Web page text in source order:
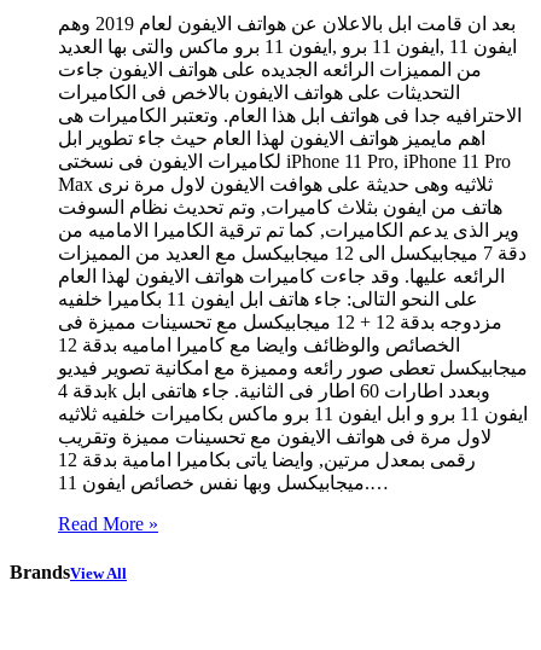
بعد ان قامت ابل بالاعلان عن هواتف الايفون لعام 2019 وهم
ايفون 11 ,ايفون 11 برو ,ايفون 11 برو ماكس والتى بها العديد
من المميزات الرائعه الجديده على هواتف الايفون جاءت
التحديثات على هواتف الايفون بالاخص فى الكاميرات
الاحترافيه جدا فى هواتف ابل هذا العام. وتعتبر الكاميرات هى
اهم مايميز هواتف الايفون لهذا العام حيث جاء تطوير ابل
لكاميرات الايفون فى نسختى iPhone 11 Pro, iPhone 11 Pro
Max ثلاثيه وهى حديثة على هوافت الايفون لاول مرة نرى
هاتف من ايفون بثلاث كاميرات, وتم تحديث نظام السوفت
وير الذى يدعم الكاميرات, كما تم ترقية الكاميرا الاماميه من
دقة 7 ميجابيكسل الى 12 ميجابيكسل مع العديد من المميزات
الرائعه عليها. وقد جاءت كاميرات هواتف الايفون لهذا العام
على النحو التالى: جاء هاتف ابل ايفون 11 بكاميرا خلفيه
مزدوجه بدقة 12 + 12 ميجابيكسل مع تحسينات مميزة فى
الخصائص والوظائف وايضا مع كاميرا اماميه بدقة 12
ميجابيكسل تعطى صور رائعه ومميزة مع امكانية تصوير فيديو
بدقة 4k وبعدد اطارات 60 اطار فى الثانية. جاء هاتفى ابل
ايفون 11 برو و ابل ايفون 11 برو ماكس بكاميرات خلفيه ثلاثيه
لاول مرة فى هواتف الايفون مع تحسينات مميزة وتقريب
رقمى بمعدل مرتين, وايضا ياتى بكاميرا امامية بدقة 12
ميجابيكسل وبها نفس خصائص ايفون 11.…
Read More »
BrandsView All